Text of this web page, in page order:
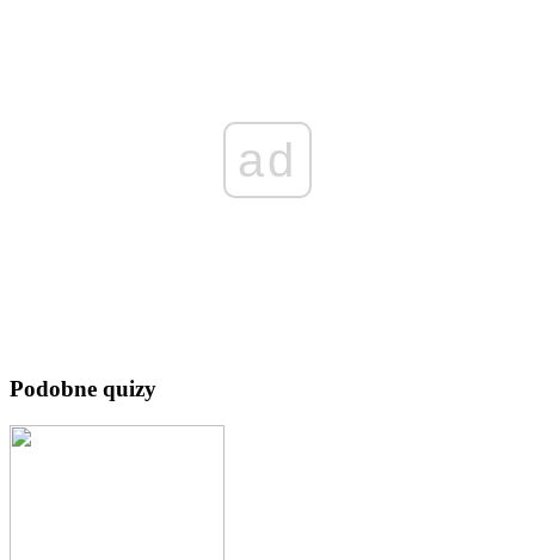
ad
Podobne quizy